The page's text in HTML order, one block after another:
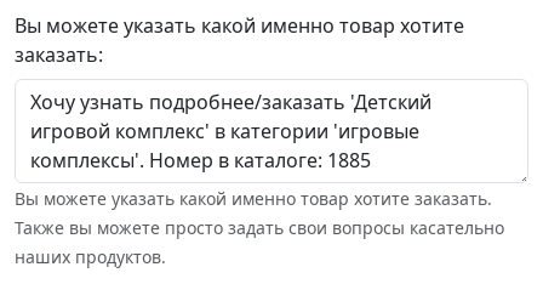
Вы можете указать какой именно товар хотите
заказать:
Вы можете указать какой именно товар хотите заказать.
Также вы можете просто задать свои вопросы касательно
наших продуктов.